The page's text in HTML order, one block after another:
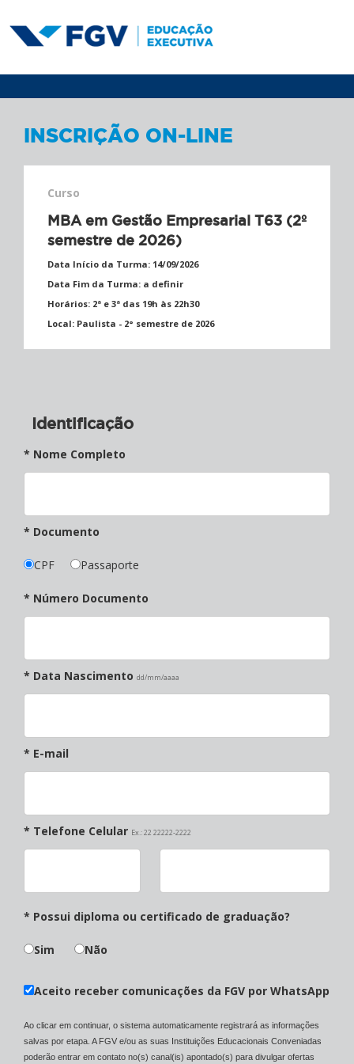
INSCRIÇÃO ON-LINE
Curso
MBA em Gestão Empresarial T63 (2º
semestre de 2026)
Data Início da Turma: 14/09/2026
Data Fim da Turma: a definir
Horários: 2ª e 3ª das 19h às 22h30
Local: Paulista - 2° semestre de 2026
Identificação
* Nome Completo
* Documento
CPF Passaporte
* Número Documento
* Data Nascimento dd/mm/aaaa
* E-mail
* Telefone Celular Ex.: 22 22222-2222
* Possui diploma ou certificado de graduação?
Sim Não
Aceito receber comunicações da FGV por WhatsApp
Ao clicar em continuar, o sistema automaticamente registrará as informações
salvas por etapa. A FGV e/ou as suas Instituições Educacionais Conveniadas
poderão entrar em contato no(s) canal(is) apontado(s) para divulgar ofertas